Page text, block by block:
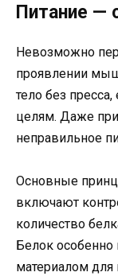
Питание —
Невозможно
проявлении
тело без пресса,
целям. Даже
неправильное
Основные
включают
количество
Белок
материалом